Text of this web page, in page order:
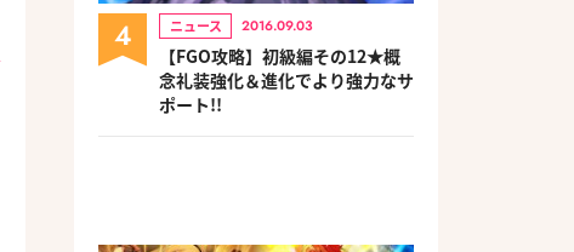
4 ニュース 2016.09.03
【FGO攻略】初級編その12★概
念礼装強化＆進化でより強力なサ
ポート!!